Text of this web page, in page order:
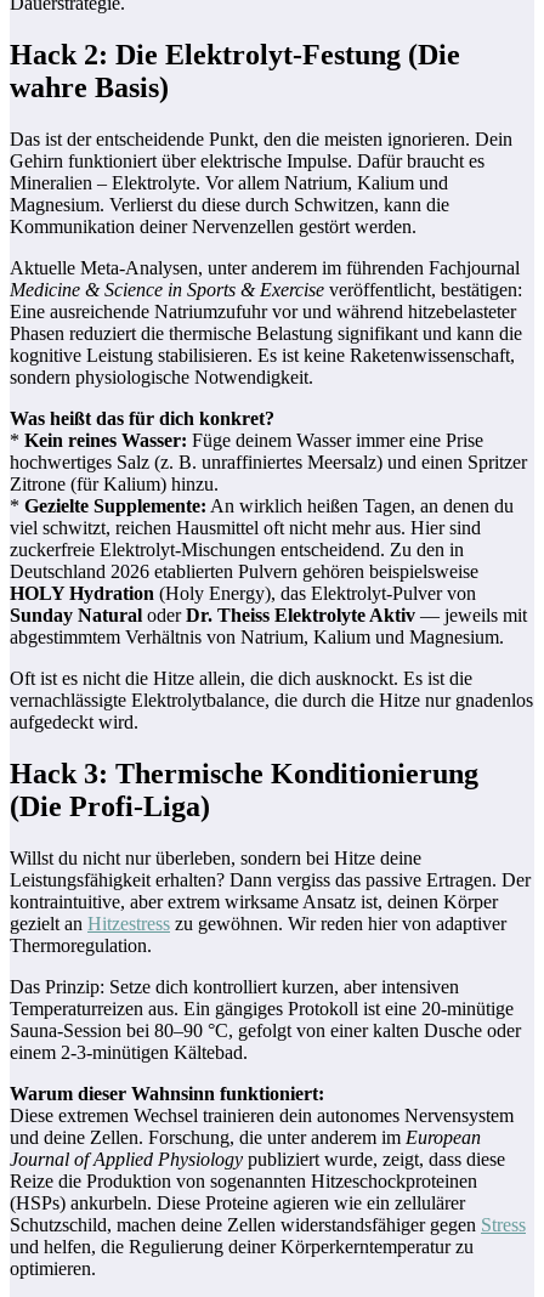
Hack 2: Die Elektrolyt-Festung (Die
wahre Basis)
Das ist der entscheidende Punkt, den die meisten ignorieren. Dein
Gehirn funktioniert über elektrische Impulse. Dafür braucht es
Mineralien – Elektrolyte. Vor allem Natrium, Kalium und
Magnesium. Verlierst du diese durch Schwitzen, kann die
Kommunikation deiner Nervenzellen gestört werden.
Aktuelle Meta-Analysen, unter anderem im führenden Fachjournal
Medicine & Science in Sports & Exercise veröffentlicht, bestätigen:
Eine ausreichende Natriumzufuhr vor und während hitzebelasteter
Phasen reduziert die thermische Belastung signifikant und kann die
kognitive Leistung stabilisieren. Es ist keine Raketenwissenschaft,
sondern physiologische Notwendigkeit.
Was heißt das für dich konkret?
* Kein reines Wasser: Füge deinem Wasser immer eine Prise
hochwertiges Salz (z. B. unraffiniertes Meersalz) und einen Spritzer
Zitrone (für Kalium) hinzu.
* Gezielte Supplemente: An wirklich heißen Tagen, an denen du
viel schwitzt, reichen Hausmittel oft nicht mehr aus. Hier sind
zuckerfreie Elektrolyt-Mischungen entscheidend. Zu den in
Deutschland 2026 etablierten Pulvern gehören beispielsweise
HOLY Hydration (Holy Energy), das Elektrolyt-Pulver von
Sunday Natural oderDr. Theiss Elektrolyte Aktiv — jeweils mit
abgestimmtem Verhältnis von Natrium, Kalium und Magnesium.
Oft ist es nicht die Hitze allein, die dich ausknockt. Es ist die
vernachlässigte Elektrolytbalance, die durch die Hitze nur gnadenlos
aufgedeckt wird.
Hack 3: Thermische Konditionierung
(Die Profi-Liga)
Willst du nicht nur überleben, sondern bei Hitze deine
Leistungsfähigkeit erhalten? Dann vergiss das passive Ertragen. Der
kontraintuitive, aber extrem wirksame Ansatz ist, deinen Körper
gezielt an Hitzestress zu gewöhnen. Wir reden hier von adaptiver
Thermoregulation.
Das Prinzip: Setze dich kontrolliert kurzen, aber intensiven
Temperaturreizen aus. Ein gängiges Protokoll ist eine 20-minütige
Sauna-Session bei 80–90 °C, gefolgt von einer kalten Dusche oder
einem 2-3-minütigen Kältebad.
Warum dieser Wahnsinn funktioniert:
Diese extremen Wechsel trainieren dein autonomes Nervensystem
und deine Zellen. Forschung, die unter anderem im European
Journal of Applied Physiology publiziert wurde, zeigt, dass diese
Reize die Produktion von sogenannten Hitzeschockproteinen
(HSPs) ankurbeln. Diese Proteine agieren wie ein zellulärer
Schutzschild, machen deine Zellen widerstandsfähiger gegen Stress
und helfen, die Regulierung deiner Körperkerntemperatur zu
optimieren.